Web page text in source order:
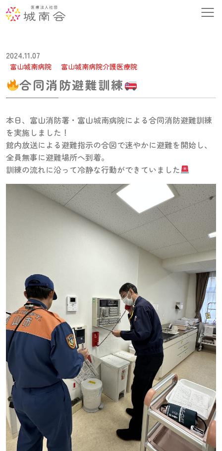
2024.11.07
富山城南病院 富山城南病院介護医療院
合同消防避難訓練
本日、富山消防署・富山城南病院による合同消防避難訓練
を実施しました！
館内放送による避難指示の合図で速やかに避難を開始し、
全員無事に避難場所へ到着。
訓練の流れに沿って冷静な行動ができていました